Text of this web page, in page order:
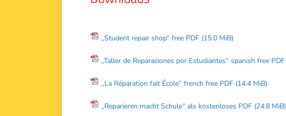
„Student repair shop“ free PDF (15.0 MiB)
„Taller de Reparaciones por Estudiantes“ spanish free PDF
„La Réparation fait École“ french free PDF (14.4 MiB)
„Reparieren macht Schule“ als kostenloses PDF (24.8 MiB)